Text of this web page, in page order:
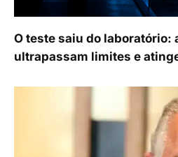
O teste saiu do laboratório:
ultrapassam limites e